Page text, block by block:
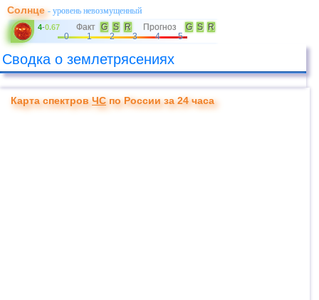
Солнце- уровень невозмущенный
4-0.67 Факт G S R Прогноз G S
R
0
1 2 3 4 5
Сводка о землетрясениях
Карта спектровЧСпо России за 24 часа